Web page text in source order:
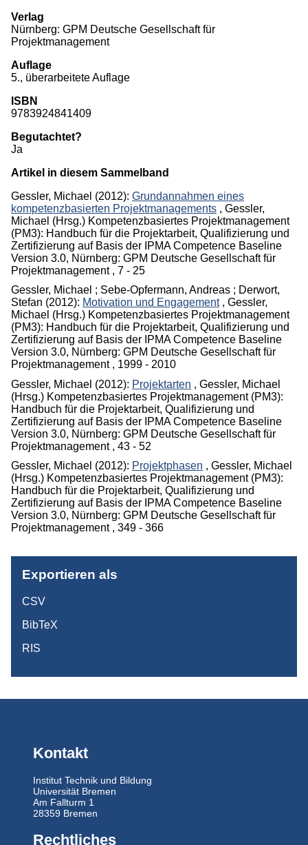
Verlag
Nürnberg: GPM Deutsche Gesellschaft für
Projektmanagement
Auflage
5., überarbeitete Auflage
ISBN
9783924841409
Begutachtet?
Ja
Artikel in diesem Sammelband
Gessler, Michael (2012): Grundannahmen eines
kompetenzbasierten Projektmanagements , Gessler,
Michael (Hrsg.) Kompetenzbasiertes Projektmanagement
(PM3): Handbuch für die Projektarbeit, Qualifizierung und
Zertifizierung auf Basis der IPMA Competence Baseline
Version 3.0, Nürnberg: GPM Deutsche Gesellschaft für
Projektmanagement , 7 - 25
Gessler, Michael ; Sebe-Opfermann, Andreas ; Derwort,
Stefan (2012): Motivation und Engagement , Gessler,
Michael (Hrsg.) Kompetenzbasiertes Projektmanagement
(PM3): Handbuch für die Projektarbeit, Qualifizierung und
Zertifizierung auf Basis der IPMA Competence Baseline
Version 3.0, Nürnberg: GPM Deutsche Gesellschaft für
Projektmanagement , 1999 - 2010
Gessler, Michael (2012): Projektarten , Gessler, Michael
(Hrsg.) Kompetenzbasiertes Projektmanagement (PM3):
Handbuch für die Projektarbeit, Qualifizierung und
Zertifizierung auf Basis der IPMA Competence Baseline
Version 3.0, Nürnberg: GPM Deutsche Gesellschaft für
Projektmanagement , 43 - 52
Gessler, Michael (2012): Projektphasen , Gessler, Michael
(Hrsg.) Kompetenzbasiertes Projektmanagement (PM3):
Handbuch für die Projektarbeit, Qualifizierung und
Zertifizierung auf Basis der IPMA Competence Baseline
Version 3.0, Nürnberg: GPM Deutsche Gesellschaft für
Projektmanagement , 349 - 366
Exportieren als
CSV
BibTeX
RIS
Kontakt
Institut Technik und Bildung
Universität Bremen
Am Fallturm 1
28359 Bremen
Rechtliches